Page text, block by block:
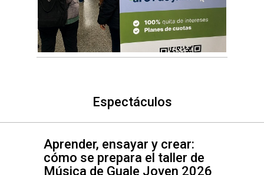
Espectáculos
Aprender, ensayar y crear:
cómo se prepara el taller de
Música de Guale Joven 2026